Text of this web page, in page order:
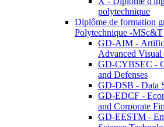
polytechnique
Diplôme de formation
Polytechnique -MSc&T
GD-AIM -
Advanced
GD-CYBSEC -
and Defenses
GD-DSB - Data
GD-EDCF -
and Corporate
GD-EESTM -